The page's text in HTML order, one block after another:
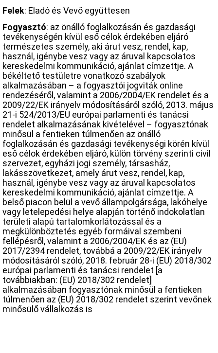
Felek: Eladó és Vevő együttesen
Fogyasztó: az önálló foglalkozásán és gazdasági
tevékenységén kívül eső célok érdekében eljáró
természetes személy, aki árut vesz, rendel, kap,
használ, igénybe vesz vagy az áruval kapcsolatos
kereskedelmi kommunikáció, ajánlat címzettje. A
békéltető testületre vonatkozó szabályok
alkalmazásában – a fogyasztói jogviták online
rendezéséről, valamint a 2006/2004/EK rendelet és a
2009/22/EK irányelv módosításáról szóló, 2013. május
21-i 524/2013/EU európai parlamenti és tanácsi
rendelet alkalmazásának kivételével – fogyasztónak
minősül a fentieken túlmenően az önálló
foglalkozásán és gazdasági tevékenységi körén kívül
eső célok érdekében eljáró, külön törvény szerinti civil
szervezet, egyházi jogi személy, társasház,
lakásszövetkezet, amely árut vesz, rendel, kap,
használ, igénybe vesz vagy az áruval kapcsolatos
kereskedelmi kommunikáció, ajánlat címzettje. A
belső piacon belül a vevő állampolgársága, lakóhelye
vagy letelepedési helye alapján történő indokolatlan
területi alapú tartalomkorlátozással és a
megkülönböztetés egyéb formáival szembeni
fellépésről, valamint a 2006/2004/EK és az (EU)
2017/2394 rendelet, továbbá a 2009/22/EK irányelv
módosításáról szóló, 2018. február 28-i (EU) 2018/302
európai parlamenti és tanácsi rendelet [a
továbbiakban: (EU) 2018/302 rendelet]
alkalmazásában fogyasztónak minősül a fentieken
túlmenően az (EU) 2018/302 rendelet szerint vevőnek
minősülő vállalkozás is